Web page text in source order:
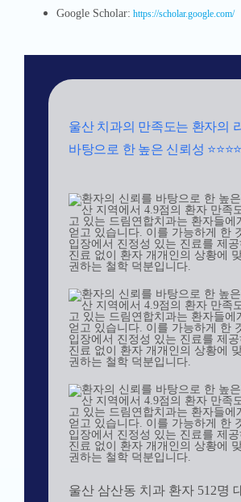
Google Scholar: https://scholar.google.com/
울산 치과의 만족도는 환자의
바탕으로 한 높은 신뢰성
울산 삼산동 치과 환자 512명